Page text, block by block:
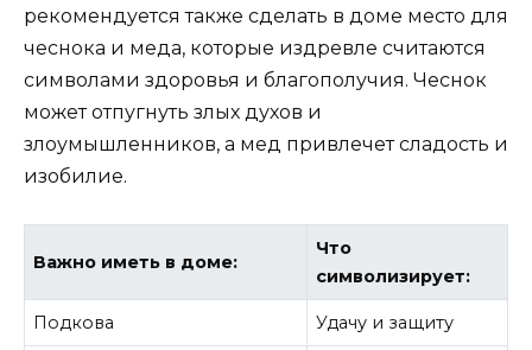
рекомендуется также сделать в доме место для
чеснока и меда, которые издревле считаются
символами здоровья и благополучия. Чеснок
может отпугнуть злых духов и
злоумышленников, а мед привлечет сладость и
изобилие.
Важно иметь в доме:
Что
символизирует:
Подкова Удачу и защиту